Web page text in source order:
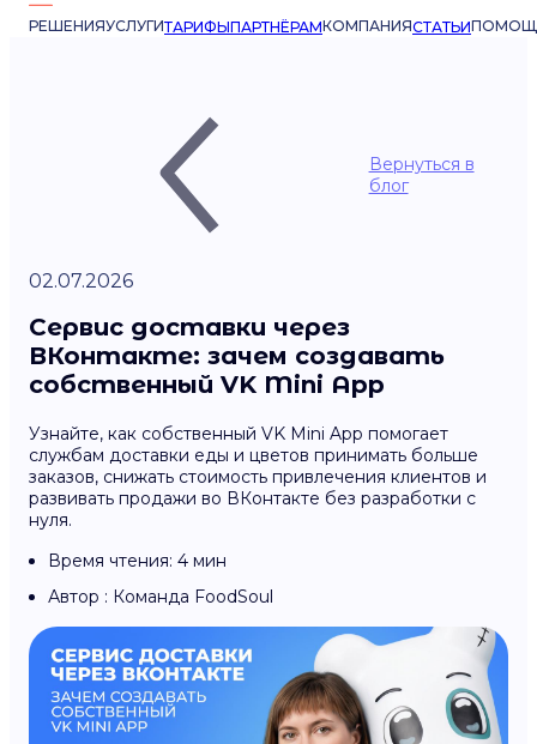
РЕШЕНИЯУСЛУГИТАРИФЫПАРТНЁРАМКОМПАНИЯСТАТЬИ
Вернуться в
блог
02.07.2026
Сервис доставки через
ВКонтакте: зачем создавать
собственный VK Mini App
Узнайте, как собственный VK Mini App помогает
службам доставки еды и цветов принимать больше
заказов, снижать стоимость привлечения клиентов и
развивать продажи во ВКонтакте без разработки с
нуля.
Время чтения: 4 мин
Автор : Команда FoodSoul